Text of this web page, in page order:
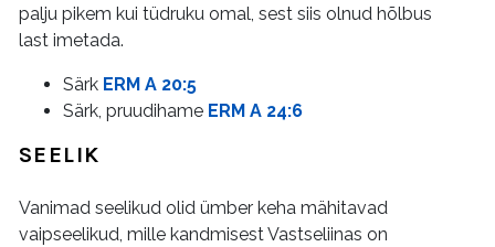
palju pikem kui tüdruku omal, sest siis olnud hõlbus
last imetada.
Särk ERM A 20:5
Särk, pruudihame ERM A 24:6
SEELIK
Vanimad seelikud olid ümber keha mähitavad
vaipseelikud, mille kandmisest Vastseliinas on